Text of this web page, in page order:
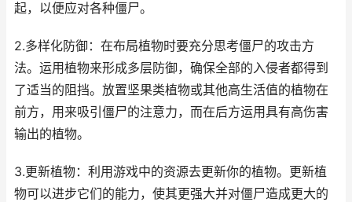
起，以便应对各种僵尸。
2.多样化防御：在布局植物时要充分思考僵尸的攻击方
法。运用植物来形成多层防御，确保全部的入侵者都得到
了适当的阻挡。放置坚果类植物或其他高生活值的植物在
前方，用来吸引僵尸的注意力，而在后方运用具有高伤害
输出的植物。
3.更新植物：利用游戏中的资源去更新你的植物。更新植
物可以进步它们的能力，使其更强大并对僵尸造成更大的